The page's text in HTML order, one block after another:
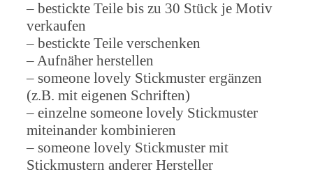
– bestickte Teile bis zu 30 Stück je Motiv
verkaufen
– bestickte Teile verschenken
– Aufnäher herstellen
– someone lovely Stickmuster ergänzen
(z.B. mit eigenen Schriften)
– einzelne someone lovely Stickmuster
miteinander kombinieren
– someone lovely Stickmuster mit
Stickmustern anderer Hersteller